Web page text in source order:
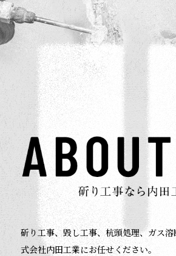
斫り工事、毀し工事、杭頭処理、ガス
式会社内田工業にお任せください。